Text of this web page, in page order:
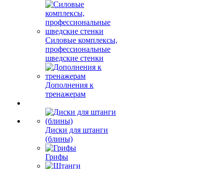
Силовые комплексы,
профессиональные
шведские стенки
Дополнения к
тренажерам
Диски для штанги
(блины)
Грифы